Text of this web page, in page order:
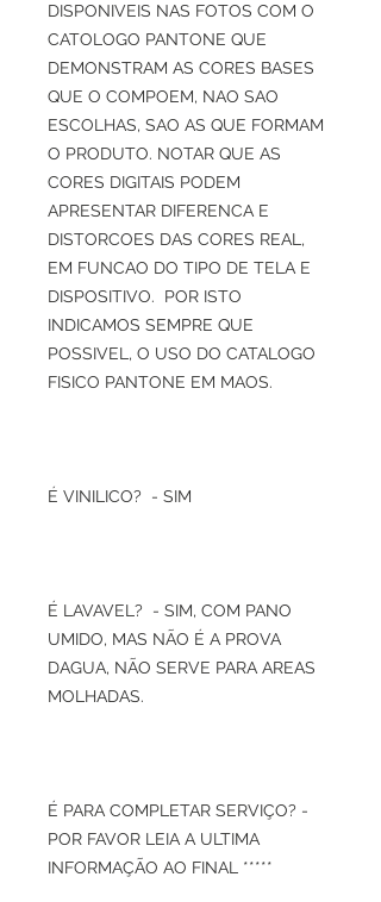
DISPONIVEIS NAS FOTOS COM O
CATOLOGO PANTONE QUE
DEMONSTRAM AS CORES BASES
QUE O COMPOEM, NAO SAO
ESCOLHAS, SAO AS QUE FORMAM
O PRODUTO. NOTAR QUE AS
CORES DIGITAIS PODEM
APRESENTAR DIFERENCA E
DISTORCOES DAS CORES REAL,
EM FUNCAO DO TIPO DE TELA E
DISPOSITIVO. POR ISTO
INDICAMOS SEMPRE QUE
POSSIVEL, O USO DO CATALOGO
FISICO PANTONE EM MAOS.
É VINILICO? - SIM
É LAVAVEL? - SIM, COM PANO
UMIDO, MAS NÃO É A PROVA
DAGUA, NÃO SERVE PARA AREAS
MOLHADAS.
É PARA COMPLETAR SERVIÇO? -
POR FAVOR LEIA A ULTIMA
INFORMAÇÃO AO FINAL *****